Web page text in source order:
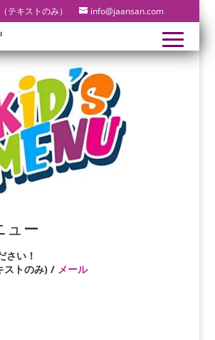
テキストのみ） info@jaansan.com
ュー
さい！
トのみ) / メール